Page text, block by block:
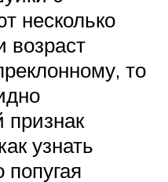
несколько
возраст
то
признак
узнать
попугая